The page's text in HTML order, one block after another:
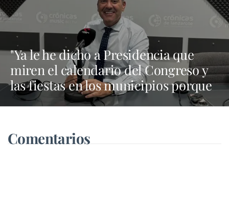
"Ya le he dicho a Presidencia que
miren el calendario del Congreso y
las fiestas en los municipios porque
Dolores Corujo estaba en un fiesta
pleno"
Comentarios